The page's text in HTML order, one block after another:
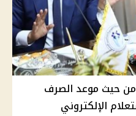
تفاصيل معاشات مايو 2026 من حيث موعد الصرف
الإلكتروني